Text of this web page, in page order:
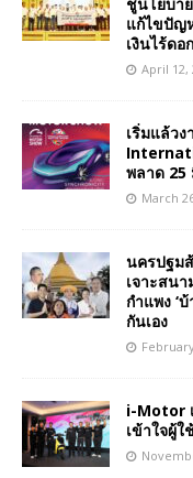
แก้ไขปัญ
เงินไร้ดอ
April 12,
เริ่มแล้ว
พลาด 25
March
นครปฐม
เจาะสน
กำแพง ‘
กันเอง
i-Motor
เข้าใจผู้